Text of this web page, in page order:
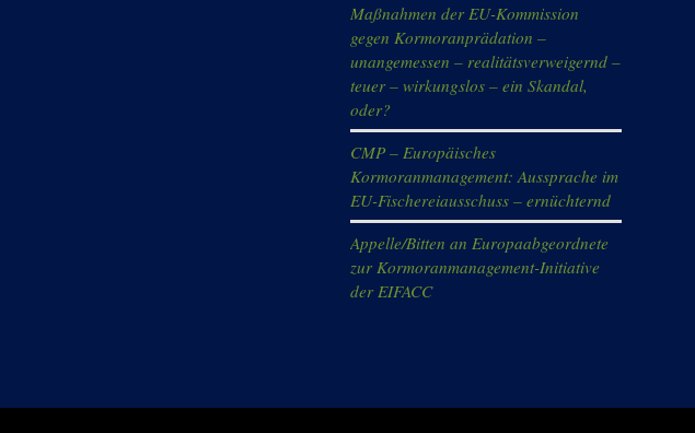
Maßnahmen der EU-Kommission
gegen Kormoranprädation –
unangemessen – realitätsverweigernd –
teuer – wirkungslos – ein Skandal,
oder?
CMP – Europäisches
Kormoranmanagement: Aussprache im
EU-Fischereiausschuss – ernüchternd
Appelle/Bitten an Europaabgeordnete
zur Kormoranmanagement-Initiative
der EIFACC